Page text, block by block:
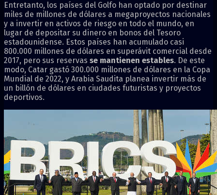
Entretanto, los países del Golfo han optado por destinar
miles de millones de dólares a megaproyectos nacionales
y a invertir en activos de riesgo en todo el mundo, en
lugar de depositar su dinero en bonos del Tesoro
estadounidense. Estos países han acumulado casi
800.000 millones de dólares en superávit comercial desde
2017, pero sus reservas se mantienen estables. De este
modo, Catar gastó 300.000 millones de dólares en la Copa
Mundial de 2022, y Arabia Saudita planea invertir más de
un billón de dólares en ciudades futuristas y proyectos
deportivos.